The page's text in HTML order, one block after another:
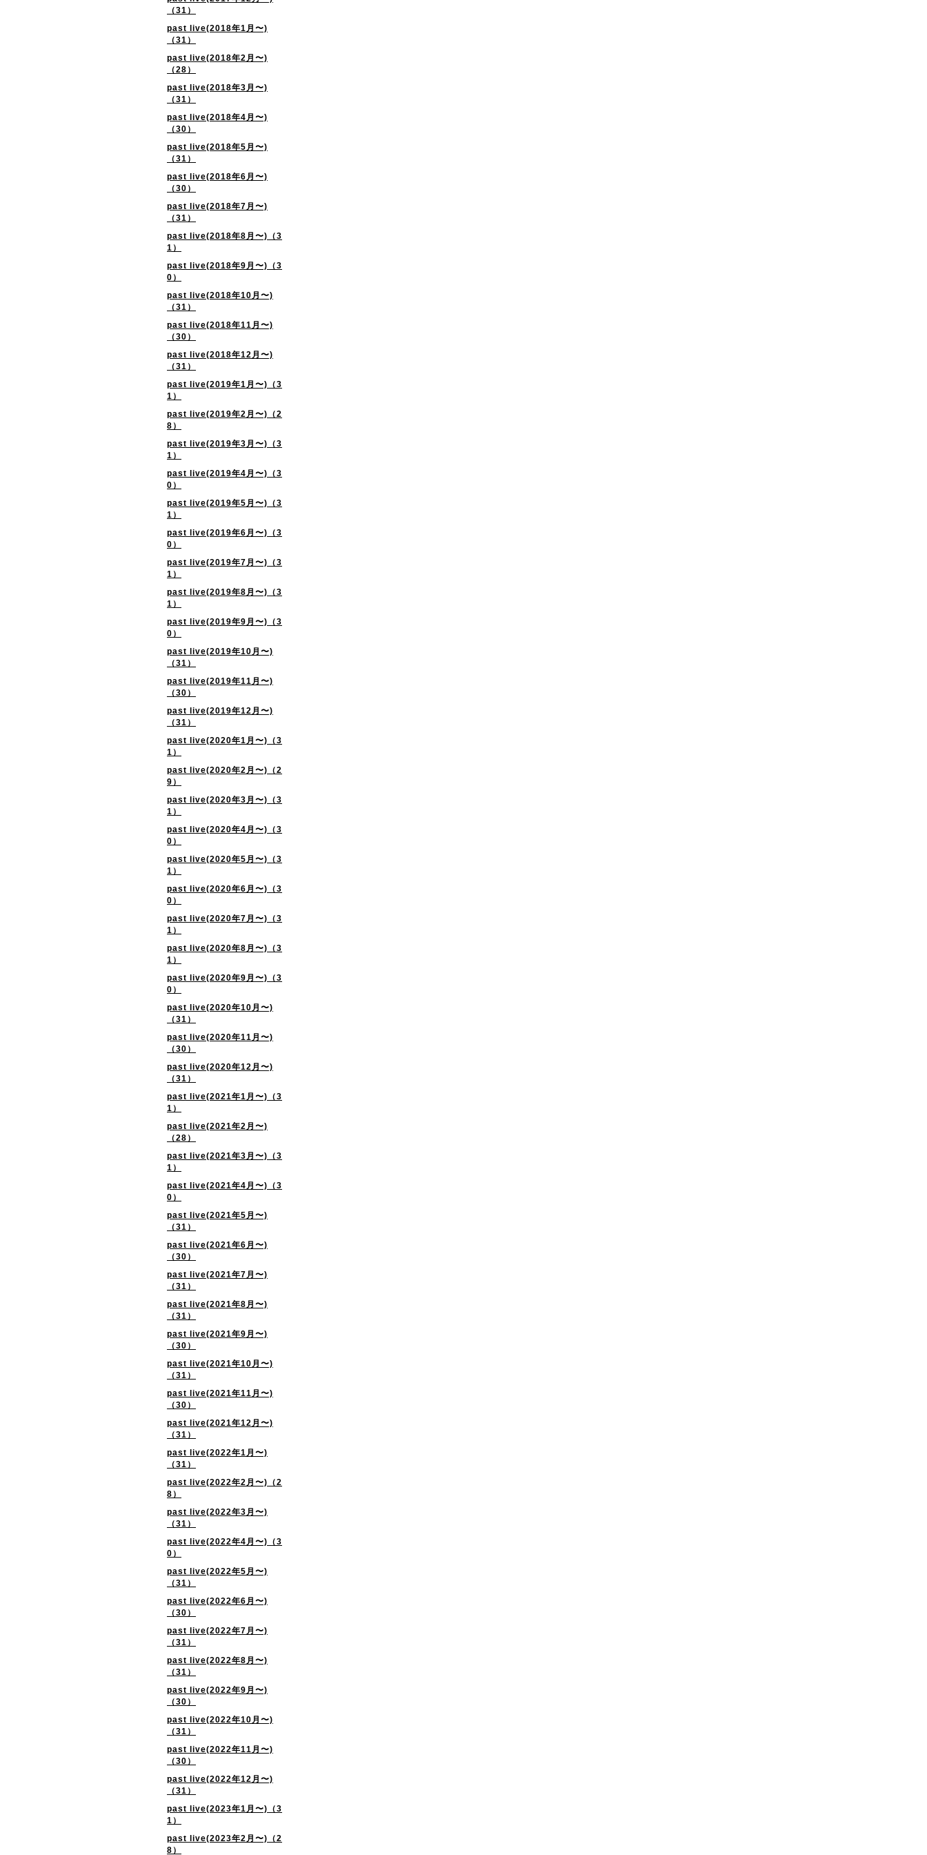
（31）
past live(2018年1月〜)
（31）
past live(2018年2月〜)
（28）
past live(2018年3月〜)
（31）
past live(2018年4月〜)
（30）
past live(2018年5月〜)
（31）
past live(2018年6月〜)
（30）
past live(2018年7月〜)
（31）
past live(2018年8月〜)（3
1）
past live(2018年9月〜)（3
0）
past live(2018年10月〜)
（31）
past live(2018年11月〜)
（30）
past live(2018年12月〜)
（31）
past live(2019年1月〜)（3
1）
past live(2019年2月〜)（2
8）
past live(2019年3月〜)（3
1）
past live(2019年4月〜)（3
0）
past live(2019年5月〜)（3
1）
past live(2019年6月〜)（3
0）
past live(2019年7月〜)（3
1）
past live(2019年8月〜)（3
1）
past live(2019年9月〜)（3
0）
past live(2019年10月〜)
（31）
past live(2019年11月〜)
（30）
past live(2019年12月〜)
（31）
past live(2020年1月〜)（3
1）
past live(2020年2月〜)（2
9）
past live(2020年3月〜)（3
1）
past live(2020年4月〜)（3
0）
past live(2020年5月〜)（3
1）
past live(2020年6月〜)（3
0）
past live(2020年7月〜)（3
1）
past live(2020年8月〜)（3
1）
past live(2020年9月〜)（3
0）
past live(2020年10月〜)
（31）
past live(2020年11月〜)
（30）
past live(2020年12月〜)
（31）
past live(2021年1月〜)（3
1）
past live(2021年2月〜)
（28）
past live(2021年3月〜)（3
1）
past live(2021年4月〜)（3
0）
past live(2021年5月〜)
（31）
past live(2021年6月〜)
（30）
past live(2021年7月〜)
（31）
past live(2021年8月〜)
（31）
past live(2021年9月〜)
（30）
past live(2021年10月〜)
（31）
past live(2021年11月〜)
（30）
past live(2021年12月〜)
（31）
past live(2022年1月〜)
（31）
past live(2022年2月〜)（2
8）
past live(2022年3月〜)
（31）
past live(2022年4月〜)（3
0）
past live(2022年5月〜)
（31）
past live(2022年6月〜)
（30）
past live(2022年7月〜)
（31）
past live(2022年8月〜)
（31）
past live(2022年9月〜)
（30）
past live(2022年10月〜)
（31）
past live(2022年11月〜)
（30）
past live(2022年12月〜)
（31）
past live(2023年1月〜)（3
1）
past live(2023年2月〜)（2
8）